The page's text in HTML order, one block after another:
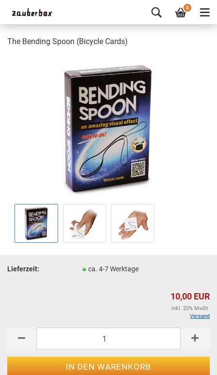
0
The Bending Spoon (Bicycle Cards)
Lieferzeit: ca. 4-7 Werktage
10,00 EUR
inkl. 20% MwSt.
Versand